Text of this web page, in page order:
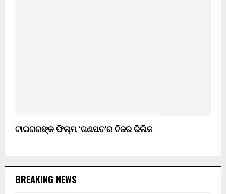
ଟାଇଗରଙ୍କ ଫିଲ୍ମ ‘ଗଣପତ’ର ଟିଜର ରିଲିଜ
BREAKING NEWS